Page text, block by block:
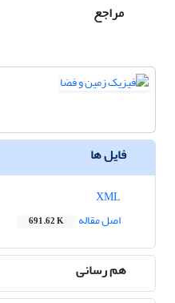
مراجع
فایل ها
اصل مقاله
691.62 K
هم رسانی